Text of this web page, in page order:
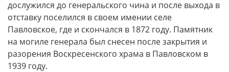
дослужился до генеральского чина и после выхода в
отставку поселился в своем имении селе
Павловское, где и скончался в 1872 году. Памятник
на могиле генерала был снесен после закрытия и
разорения Воскресенского храма в Павловском в
1939 году.